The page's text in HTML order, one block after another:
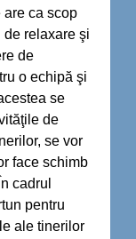
are ca scop
de relaxare şi
de
o echipă şi
se
de
se vor
face schimb
cadrul
pentru
ale tinerilor